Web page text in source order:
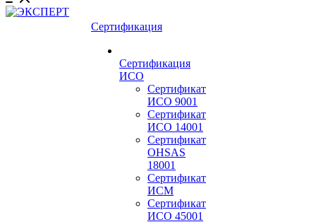
Сертификация
Сертификация
ИСО
Сертификат
ИСО 9001
Сертификат
ИСО 14001
Сертификат
OHSAS
18001
Сертификат
ИСМ
Сертификат
ИСО 45001